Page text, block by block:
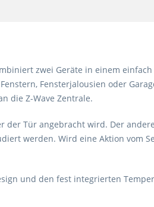
zwei Geräte in einem
Fensterjalousien oder
die Z-Wave Zentrale.
der Tür angebracht wird. Der
werden. Wird eine Aktion vom
und den fest integrierten